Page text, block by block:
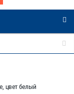
цвет белый